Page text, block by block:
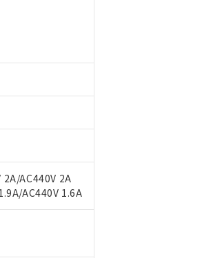
AC440V 2A
AC440V 1.6A
となる商品もあることをご了承ください。
時点での社内データに基づき作成されるも
とは異なる場合があることをご了承くださ
はお客様担当のオムロン制御機器販売店・
品で、対応品を出す予定はありません。
、
チルベンジル（BBP） 1000ppm以下、フタル酸ジブチ
確認しています。
とを示します。
ポリ臭化ジフェニルエーテル類) : 1000ppm、
輸出許可(または役務取引許可)を取得する
違法に輸出されないよう必要な手段を講じ
器またはその他武器並びにこれらの製造装